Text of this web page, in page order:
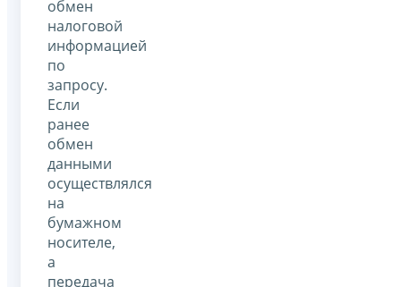
обмен
налоговой
информацией
по
запросу.
Если
ранее
обмен
данными
осуществлялся
на
бумажном
носителе,
а
передача